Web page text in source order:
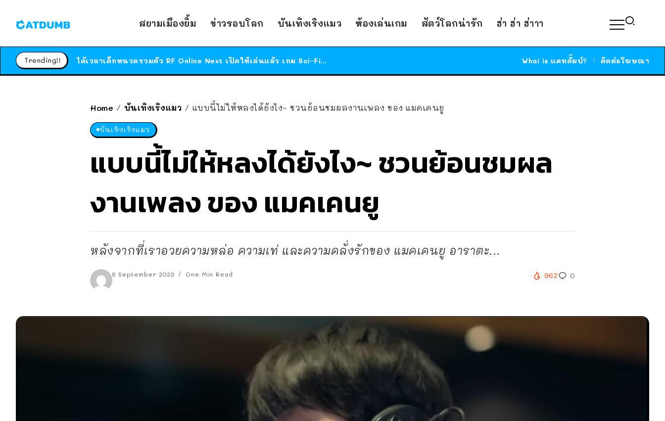
สยามเมืองยิ้ม ข่าวรอบโลก บันเทิงเริงแมว ห้องเล่นเกม สัตว์โลกน่ารัก ฮ่า ฮ่า ฮ่าาา
Trending!!
สาวญี่ปุ่นโดนแมวตัวเองกัด ไม่ได้ไปหาหมอตั้งแต่เนิ่นๆ สุดท้ายขาบวม กลายเป็นโรคเนื้อเน่า เตือนทาสแมวทั้งหลายให้ระวัง
ร้านอาหารในนิวยอร์กประกาศปิดตัวลง หลังอยู่มานานกว่า 45 ปี ติดป้ายขอบคุณลูกค้าทุกคน แถมสูตรทำไวท์ซอสให้แบบจัดเต็ม Whai is แคทดั๊มบ์? ติดต่อโฆษณา
Home / บันเทิงเริงแมว / แบบนี้ไม่ให้หลงได้ยังไง~ ชวนย้อนชมผลงานเพลง ของ แมคเคนยู
บันเทิงเริงแมว
แบบนี้ไม่ให้หลงได้ยังไง~ ชวนย้อนชมผล
งานเพลง ของ แมคเคนยู
หลังจากที่เราอวยความหล่อ ความเท่ และความคลั่งรักของ แมคเคนยู อาราตะ...
9 September 2023 One Min Read 962 0